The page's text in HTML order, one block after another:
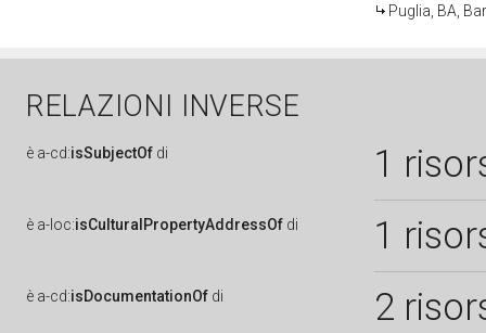
Puglia, BA,
RELAZIONI INVERSE
è a-cd:isSubjectOf di 1
è a-loc:isCulturalPropertyAddressOf di 1
è a-cd:isDocumentationOf di 2